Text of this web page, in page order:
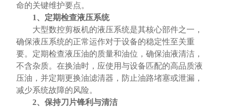
命的关键维护要点。
1、定期检查液压系统
大型数控剪板机的液压系统是其核心部件之一，
确保液压系统的正常运作对于设备的稳定性至关重
要。定期检查液压油的质量和油位，确保油液清洁，
不含杂质。在换油时，应使用与设备匹配的高品质液
压油，并定期更换油滤清器，防止油路堵塞或泄漏，
减少系统故障的风险。
2、保持刀片锋利与清洁